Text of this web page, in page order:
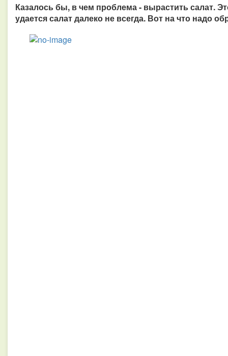
Казалось бы, в чем проблема - вырастить салат.
удается салат далеко не всегда. Вот на что надо